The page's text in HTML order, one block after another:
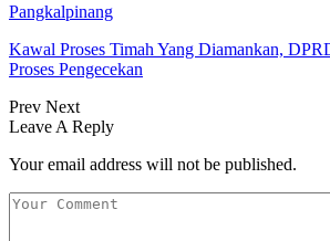
Pangkalpinang
Kawal Proses Timah Yang Diamankan,
Proses Pengecekan
Prev Next
Leave A Reply
Your email address will not be published.